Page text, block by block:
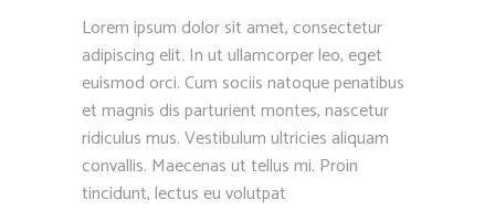
Lorem ipsum dolor sit amet, consectetur
adipiscing elit. In ut ullamcorper leo, eget
euismod orci. Cum sociis natoque penatibus
et magnis dis parturient montes, nascetur
ridiculus mus. Vestibulum ultricies aliquam
convallis. Maecenas ut tellus mi. Proin
tincidunt, lectus eu volutpat